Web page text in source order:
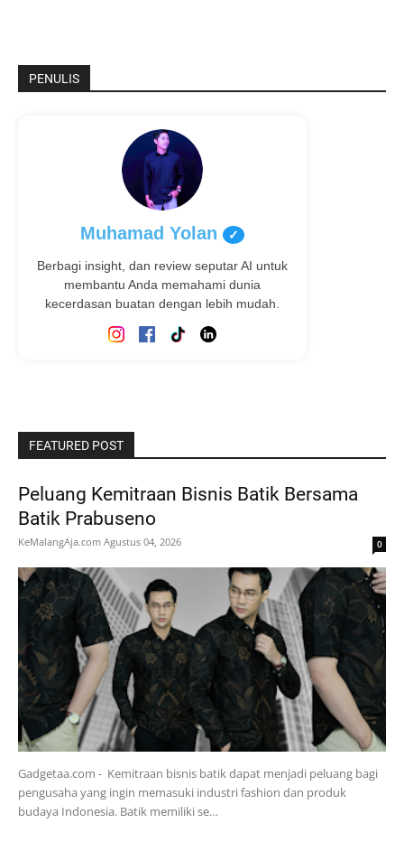
PENULIS
Muhamad Yolan ✓
Berbagi insight, dan review seputar AI untuk
membantu Anda memahami dunia
kecerdasan buatan dengan lebih mudah.
FEATURED POST
Peluang Kemitraan Bisnis Batik Bersama
Batik Prabuseno
KeMalangAja.com Agustus 04, 2026 0
Gadgetaa.com - Kemitraan bisnis batik dapat menjadi peluang bagi
pengusaha yang ingin memasuki industri fashion dan produk
budaya Indonesia. Batik memiliki se…